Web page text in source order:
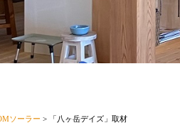
ソーラー > 「八ヶ岳デイズ」取材